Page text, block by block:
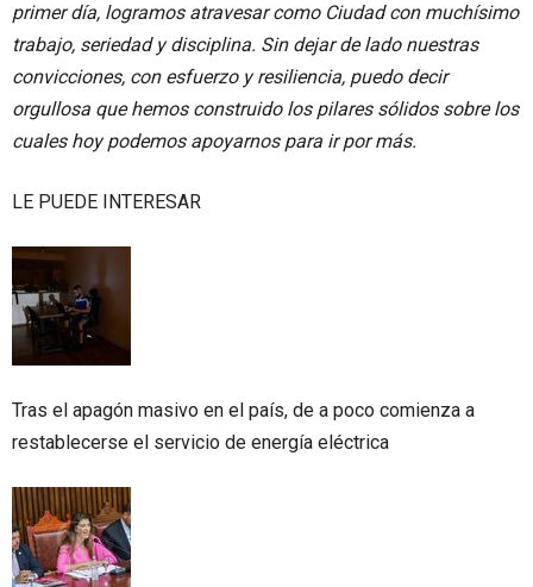
primer día, logramos atravesar como Ciudad con muchísimo
trabajo, seriedad y disciplina. Sin dejar de lado nuestras
convicciones, con esfuerzo y resiliencia, puedo decir
orgullosa que hemos construido los pilares sólidos sobre los
cuales hoy podemos apoyarnos para ir por más.
LE PUEDE INTERESAR
Tras el apagón masivo en el país, de a poco comienza a
restablecerse el servicio de energía eléctrica